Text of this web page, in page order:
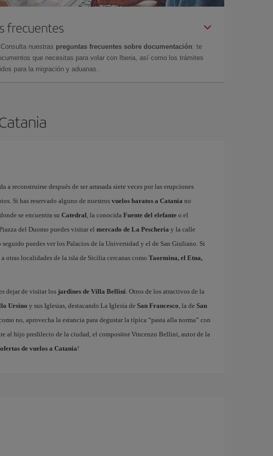
frecuentes
nuestras preguntas frecuentes sobre documentación: te
que necesitas para volar con Iberia, así como los trámites
para la migración y aduanas.
a reconstruirse después de ser arrasada siete veces por las erupciones
Si has reservado alguno de nuestrosvuelos baratos a Catania no
donde se encuentra su Catedral, la conocida Fuente del elefanteo el
del Duomo puedes visitar el mercado de La Pescheria y la calle
seguido puedes ver los Palacios de la Universidad y el de San Giuliano. Si
a otras localidades de la isla de Sicilia cercanas como Taormina, el Etna,
dejar de visitar los jardines de Villa Bellini. Otros de los atractivos de la
Ursino y sus Iglesias, destacando La Iglesia de San Francesco, la de San
no, aprovecha la estancia para degustar la típica “pasta alla norma” con
al hijo predilecto de la ciudad, el compositor Vincenzo Bellini, autor de la
ofertas de vuelos a Catania!